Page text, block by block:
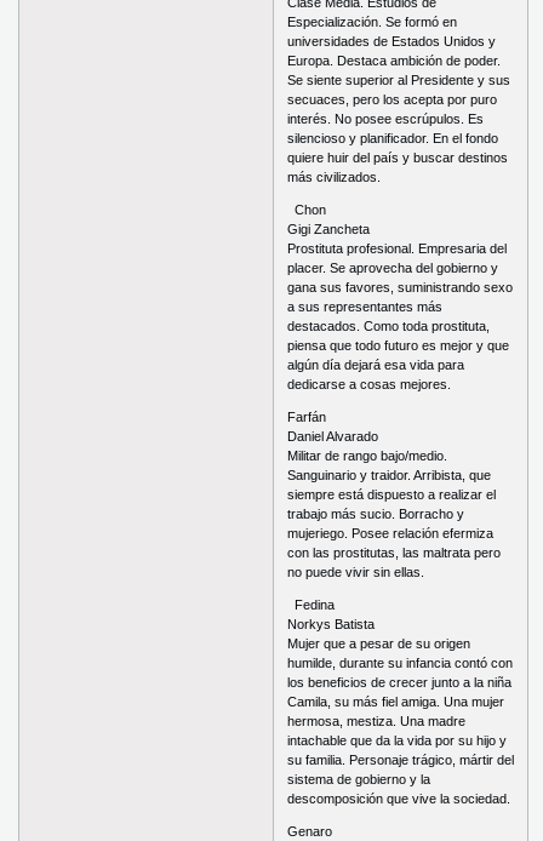
Especialización. Se formó en
universidades de Estados Unidos y
Europa. Destaca ambición de poder.
Se siente superior al Presidente y sus
secuaces, pero los acepta por puro
interés. No posee escrúpulos. Es
silencioso y planificador. En el fondo
quiere huir del país y buscar destinos
más civilizados.
Chon
Gigi Zancheta
Prostituta profesional. Empresaria del
placer. Se aprovecha del gobierno y
gana sus favores, suministrando sexo
a sus representantes más
destacados. Como toda prostituta,
piensa que todo futuro es mejor y que
algún día dejará esa vida para
dedicarse a cosas mejores.
Farfán
Daniel Alvarado
Militar de rango bajo/medio.
Sanguinario y traidor. Arribista, que
siempre está dispuesto a realizar el
trabajo más sucio. Borracho y
mujeriego. Posee relación efermiza
con las prostitutas, las maltrata pero
no puede vivir sin ellas.
Fedina
Norkys Batista
Mujer que a pesar de su origen
humilde, durante su infancia contó con
los beneficios de crecer junto a la niña
Camila, su más fiel amiga. Una mujer
hermosa, mestiza. Una madre
intachable que da la vida por su hijo y
su familia. Personaje trágico, mártir del
sistema de gobierno y la
descomposición que vive la sociedad.
Genaro